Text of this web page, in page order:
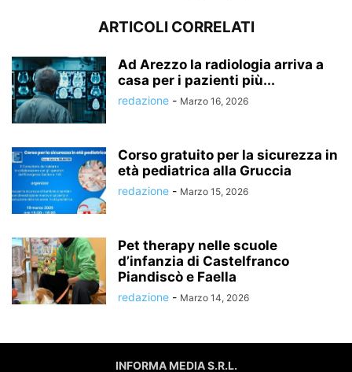
ARTICOLI CORRELATI
Ad Arezzo la radiologia arriva a
casa per i pazienti più...
redazione - Marzo 16, 2026
Corso gratuito per la sicurezza in
età pediatrica alla Gruccia
redazione - Marzo 15, 2026
Pet therapy nelle scuole
d’infanzia di Castelfranco
Piandiscò e Faella
redazione - Marzo 14, 2026
INFORMA MEDIA S.R.L.